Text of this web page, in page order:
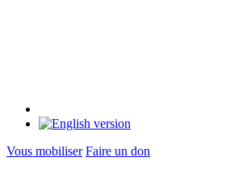
Vous mobiliser Faire un don